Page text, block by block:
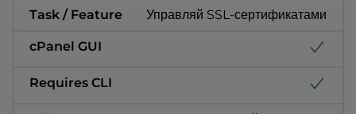
Управляй SSL-сертификатами